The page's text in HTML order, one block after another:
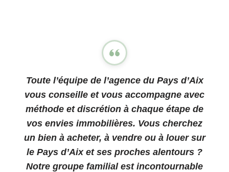
Toute l’équipe de l’agence du Pays d’Aix
vous conseille et vous accompagne avec
méthode et discrétion à chaque étape de
vos envies immobilières. Vous cherchez
un bien à acheter, à vendre ou à louer sur
le Pays d’Aix et ses proches alentours ?
Notre groupe familial est incontournable